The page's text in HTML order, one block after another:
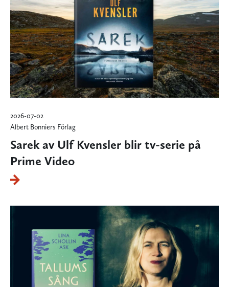
2026-07-02
Albert Bonniers Förlag
Sarek av Ulf Kvensler blir tv-serie på
Prime Video